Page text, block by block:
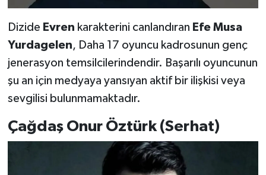
Dizide Evren karakterini canlandıran Efe Musa
Yurdagelen, Daha 17 oyuncu kadrosunun genç
jenerasyon temsilcilerindendir. Başarılı oyuncunun
şu an için medyaya yansıyan aktif bir ilişkisi veya
sevgilisi bulunmamaktadır.
Çağdaş Onur Öztürk (Serhat)